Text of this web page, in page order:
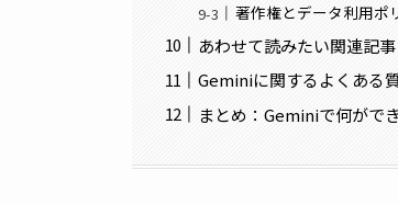
著作権とデータ利用ポ
あわせて読みたい関連記事
Geminiに関するよくある
まとめ：Geminiで何がで